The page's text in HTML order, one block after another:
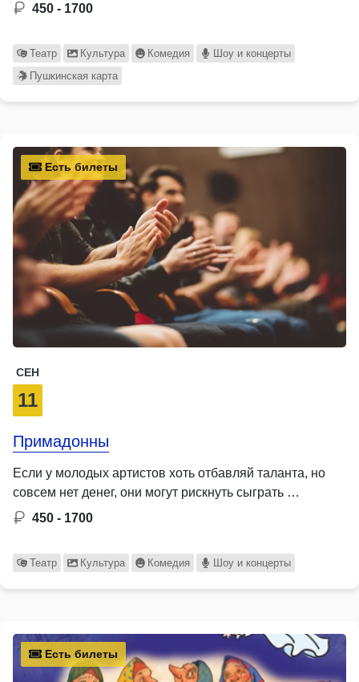
450 - 1700
Театр Культура Комедия
Шоу и концерты
Пушкинская карта
Есть билеты
СЕН
11
Примадонны
Если у молодых артистов хоть отбавляй таланта, но
совсем нет денег, они могут рискнуть сыграть …
450 - 1700
Театр Культура Комедия Шоу и концерты
Есть билеты